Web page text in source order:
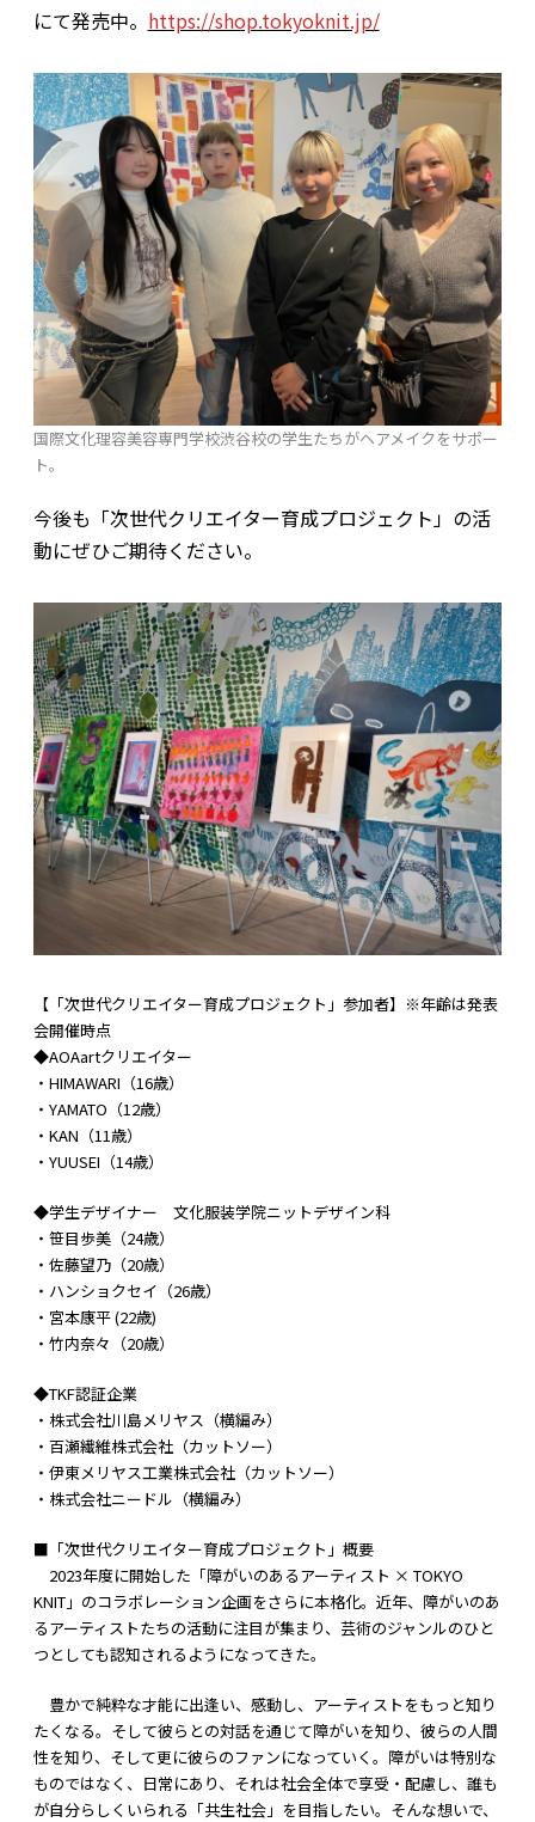
にて発売中。 https://shop.tokyoknit.jp/
国際文化理容美容専門学校渋谷校の学生たちがヘアメイクをサポー
ト。
今後も「次世代クリエイター育成プロジェクト」の活
動にぜひご期待ください。
【「次世代クリエイター育成プロジェクト」参加者】※年齢は発表
会開催時点
◆AOAartクリエイター
・HIMAWARI（16歳）
・YAMATO（12歳）
・KAN（11歳）
・YUUSEI（14歳）
◆学生デザイナー 文化服装学院ニットデザイン科
・笹目歩美（24歳）
・佐藤望乃（20歳）
・ハンショクセイ（26歳）
・宮本康平 (22歳)
・竹内奈々（20歳）
◆TKF認証企業
・株式会社川島メリヤス（横編み）
・百瀬繊維株式会社（カットソー）
・伊東メリヤス工業株式会社（カットソー）
・株式会社ニードル（横編み）
■「次世代クリエイター育成プロジェクト」概要
2023年度に開始した「障がいのあるアーティスト × TOKYO
KNIT」のコラボレーション企画をさらに本格化。近年、障がいのあ
るアーティストたちの活動に注目が集まり、芸術のジャンルのひと
つとしても認知されるようになってきた。
豊かで純粋な才能に出逢い、感動し、アーティストをもっと知り
たくなる。そして彼らとの対話を通じて障がいを知り、彼らの人間
性を知り、そして更に彼らのファンになっていく。障がいは特別な
ものではなく、日常にあり、それは社会全体で享受・配慮し、誰も
が自分らしくいられる「共生社会」を目指したい。そんな想いで、